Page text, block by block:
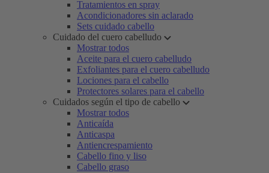
Tratamientos en spray
Acondicionadores sin aclarado
Sets cuidado cabello
Cuidado del cuero cabelludo
Mostrar todos
Aceite para el cuero cabelludo
Exfoliantes para el cuero cabelludo
Lociones para el cabello
Protectores solares para el cabello
Cuidados según el tipo de cabello
Mostrar todos
Anticaída
Anticaspa
Antiencrespamiento
Cabello fino y liso
Cabello graso